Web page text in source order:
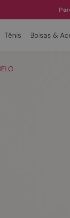
Tênis Bolsas &